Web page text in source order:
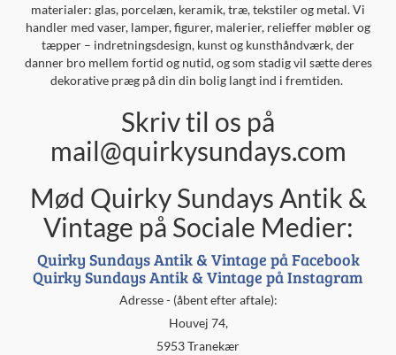
materialer: glas, porcelæn, keramik, træ, tekstiler og metal. Vi
handler med vaser, lamper, figurer, malerier, relieffer møbler og
tæpper – indretningsdesign, kunst og kunsthåndværk, der
danner bro mellem fortid og nutid, og som stadig vil sætte deres
dekorative præg på din din bolig langt ind i fremtiden.
Skriv til os på
mail@quirkysundays.com
Mød Quirky Sundays Antik &
Vintage på Sociale Medier:
Quirky Sundays Antik & Vintage på Facebook
Quirky Sundays Antik & Vintage på Instagram
Adresse - (åbent efter aftale):
Houvej 74,
5953 Tranekær